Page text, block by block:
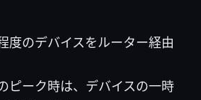
度のデバイスをルーター経由
ピーク時は、デバイスの一時